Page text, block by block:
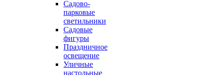
Садово-
парковые
светильники
Садовые
фигуры
Праздничное
освещение
Уличные
настольные